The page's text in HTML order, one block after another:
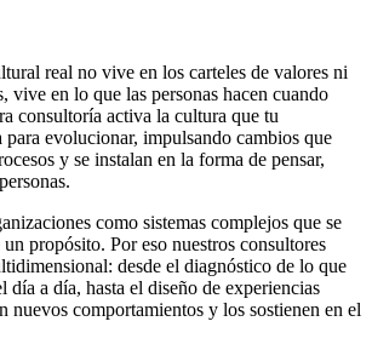
real no vive en los carteles de valores ni
vive en lo que las personas hacen cuando
consultoría activa la cultura que tu
para evolucionar, impulsando cambios que
y se instalan en la forma de pensar,
como sistemas complejos que se
propósito. Por eso nuestros consultores
desde el diagnóstico de lo que
día a día, hasta el diseño de experiencias
nuevos comportamientos y los sostienen en el